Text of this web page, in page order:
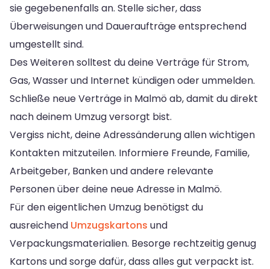
sie gegebenenfalls an. Stelle sicher, dass
Überweisungen und Daueraufträge entsprechend
umgestellt sind.
Des Weiteren solltest du deine Verträge für Strom,
Gas, Wasser und Internet kündigen oder ummelden.
Schließe neue Verträge in Malmö ab, damit du direkt
nach deinem Umzug versorgt bist.
Vergiss nicht, deine Adressänderung allen wichtigen
Kontakten mitzuteilen. Informiere Freunde, Familie,
Arbeitgeber, Banken und andere relevante
Personen über deine neue Adresse in Malmö.
Für den eigentlichen Umzug benötigst du
ausreichend Umzugskartons und
Verpackungsmaterialien. Besorge rechtzeitig genug
Kartons und sorge dafür, dass alles gut verpackt ist.